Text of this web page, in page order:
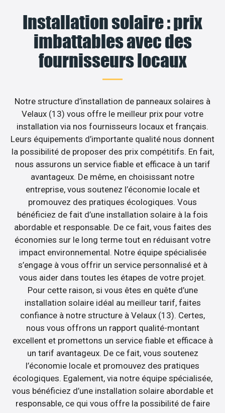
Installation solaire : prix
imbattables avec des
fournisseurs locaux
Notre structure d’installation de panneaux solaires à
Velaux (13) vous offre le meilleur prix pour votre
installation via nos fournisseurs locaux et français.
Leurs équipements d’importante qualité nous donnent
la possibilité de proposer des prix compétitifs. En fait,
nous assurons un service fiable et efficace à un tarif
avantageux. De même, en choisissant notre
entreprise, vous soutenez l’économie locale et
promouvez des pratiques écologiques. Vous
bénéficiez de fait d’une installation solaire à la fois
abordable et responsable. De ce fait, vous faites des
économies sur le long terme tout en réduisant votre
impact environnemental. Notre équipe spécialisée
s’engage à vous offrir un service personnalisé et à
vous aider dans toutes les étapes de votre projet.
Pour cette raison, si vous êtes en quête d’une
installation solaire idéal au meilleur tarif, faites
confiance à notre structure à Velaux (13). Certes,
nous vous offrons un rapport qualité-montant
excellent et promettons un service fiable et efficace à
un tarif avantageux. De ce fait, vous soutenez
l’économie locale et promouvez des pratiques
écologiques. Egalement, via notre équipe spécialisée,
vous bénéficiez d’une installation solaire abordable et
responsable, ce qui vous offre la possibilité de faire